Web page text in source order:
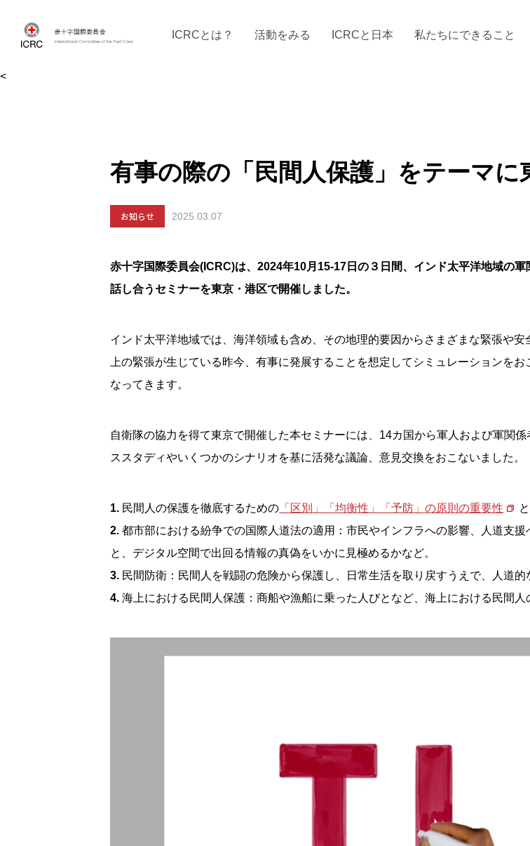
<
ICRCとは？ 活動をみる ICRCと日本 私たちにできること
有事の際の「民間人保護」をテーマに
お知らせ 2025.03.07
赤十字国際委員会(ICRC)は、2024年10月15‐17日の３日間、インド太平洋地域の
話し合うセミナーを東京・港区で開催しました。
インド太平洋地域では、海洋領域も含め、その地理的要因からさまざまな緊張や
上の緊張が生じている昨今、有事に発展することを想定してシミュレーションを
なってきます。
自衛隊の協力を得て東京で開催した本セミナーには、14カ国から軍人および軍関
ススタディやいくつかのシナリオを基に活発な議論、意見交換をおこないました。
1. 民間人の保護を徹底するための 「区別」「均衡性」「予防」の原則の重要性
2.都市部における紛争での国際人道法の適用：市民やインフラへの影響、人道支
と、デジタル空間で出回る情報の真偽をいかに見極めるかなど。
3. 民間防衛：民間人を戦闘の危険から保護し、日常生活を取り戻すうえで、人道
4.海上における民間人保護：商船や漁船に乗った人びとなど、海上における民間